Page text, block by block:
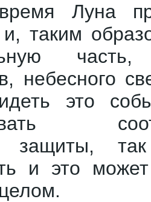
Луна
таким
небесного
это
защиты,
и это